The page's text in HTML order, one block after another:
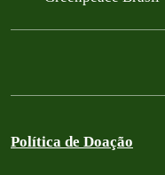
Política de Doação